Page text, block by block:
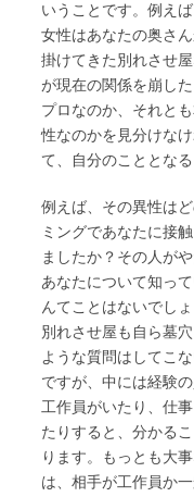
いうことです。例え
女性はあなたの奥さ
掛けてきた別れさせ
が現在の関係を崩し
プロなのか、それと
性なのかを見分けな
て、自分のこととな
例えば、その異性は
ミングであなたに接
ましたか？その人が
あなたについて知っ
んてことはないでし
別れさせ屋も自ら墓
ような質問はしてこ
ですが、中には経験
工作員がいたり、仕
たりすると、分かる
ります。もっとも大
は、相手が工作員か